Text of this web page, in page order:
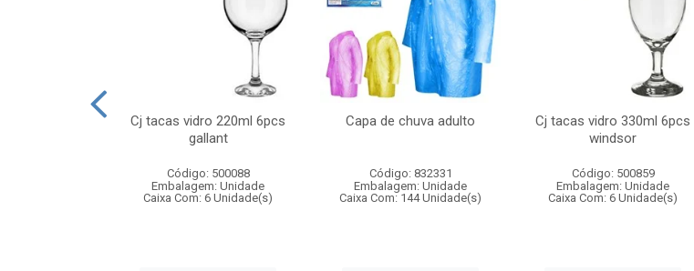
Cj tacas vidro 220ml 6pcs
gallant
Código: 500088
Embalagem: Unidade
Caixa Com: 6 Unidade(s)
Capa de chuva adulto
Código: 832331
Embalagem: Unidade
Caixa Com: 144 Unidade(s)
Cj tacas vidro 330ml 6pcs
windsor
Código: 500859
Embalagem: Unidade
Caixa Com: 6 Unidade(s)